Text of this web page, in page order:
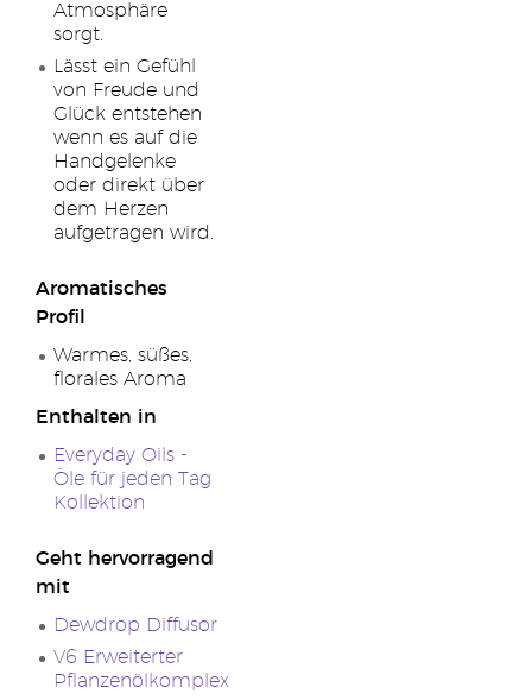
Atmosphäre
sorgt.
Lässt ein Gefühl
von Freude und
Glück entstehen
wenn es auf die
Handgelenke
oder direkt über
dem Herzen
aufgetragen wird.
Aromatisches
Profil
Warmes, süßes,
florales Aroma
Enthalten in
Everyday Oils -
Öle für jeden Tag
Kollektion
Geht hervorragend
mit
Dewdrop Diffusor
V6 Erweiterter
Pflanzenölkomplex